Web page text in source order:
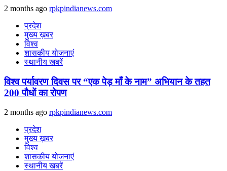
2 months ago rpkpindianews.com
प्रदेश
मुख्य ख़बर
विश्व
शासकीय योजनाएं
स्थानीय खबरें
विश्व पर्यावरण दिवस पर “एक पेड़ माँ के नाम” अभियान के तहत
200 पौधों का रोपण
2 months ago rpkpindianews.com
प्रदेश
मुख्य ख़बर
विश्व
शासकीय योजनाएं
स्थानीय खबरें